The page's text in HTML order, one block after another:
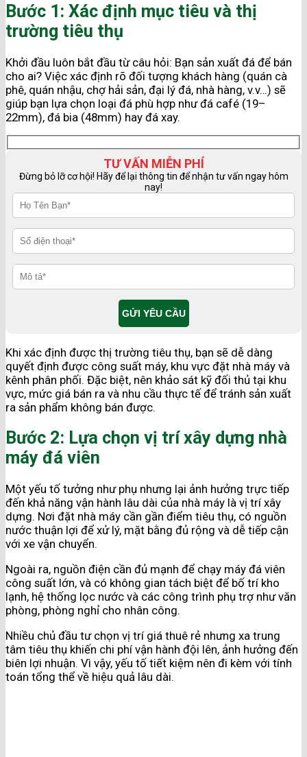
Bước 1: Xác định mục tiêu và thị
trường tiêu thụ
Khởi đầu luôn bắt đầu từ câu hỏi: Bạn sản xuất đá để bán
cho ai? Việc xác định rõ đối tượng khách hàng (quán cà
phê, quán nhậu, chợ hải sản, đại lý đá, nhà hàng, v.v…) sẽ
giúp bạn lựa chọn loại đá phù hợp như đá café (19–
22mm), đá bia (48mm) hay đá xay.
TƯ VẤN MIỄN PHÍ
Đừng bỏ lỡ cơ hội! Hãy để lại thông tin để nhận tư vấn ngay hôm
nay!
Khi xác định được thị trường tiêu thụ, bạn sẽ dễ dàng
quyết định được công suất máy, khu vực đặt nhà máy và
kênh phân phối. Đặc biệt, nên khảo sát kỹ đối thủ tại khu
vực, mức giá bán ra và nhu cầu thực tế để tránh sản xuất
ra sản phẩm không bán được.
Bước 2: Lựa chọn vị trí xây dựng nhà
máy đá viên
Một yếu tố tưởng như phụ nhưng lại ảnh hưởng trực tiếp
đến khả năng vận hành lâu dài của nhà máy là vị trí xây
dựng. Nơi đặt nhà máy cần gần điểm tiêu thụ, có nguồn
nước thuận lợi để xử lý, mặt bằng đủ rộng và dễ tiếp cận
với xe vận chuyển.
Ngoài ra, nguồn điện cần đủ mạnh để chạy máy đá viên
công suất lớn, và có không gian tách biệt để bố trí kho
lạnh, hệ thống lọc nước và các công trình phụ trợ như văn
phòng, phòng nghỉ cho nhân công.
Nhiều chủ đầu tư chọn vị trí giá thuê rẻ nhưng xa trung
tâm tiêu thụ khiến chi phí vận hành đội lên, ảnh hưởng đến
biên lợi nhuận. Vì vậy, yếu tố tiết kiệm nên đi kèm với tính
toán tổng thể về hiệu quả lâu dài.